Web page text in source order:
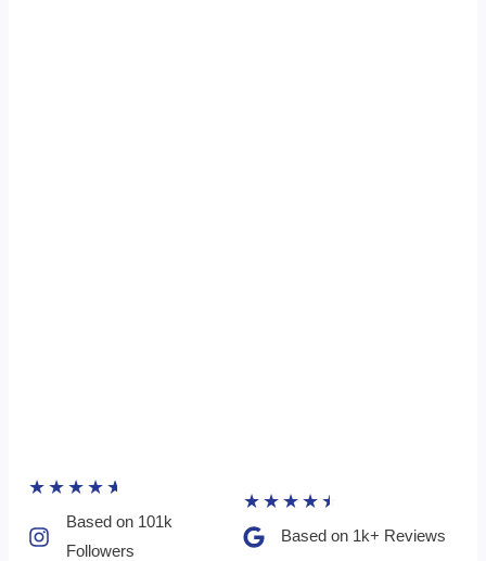
★ ★ ★ ★ ★
Based on 101k
Followers​
★ ★ ★ ★ ★
Based on 1k+ Reviews​